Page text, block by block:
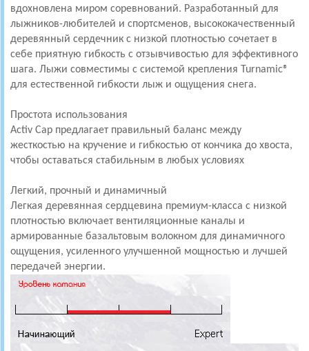
вдохновлена ​​миром соревнований. Разработанный для
лыжников-любителей и спортсменов, высококачественный
деревянный сердечник с низкой плотностью сочетает в
себе приятную гибкость с отзывчивостью для эффективного
шага. Лыжи совместимы с системой крепления Turnamic®
для естественной гибкости лыж и ощущения снега.
Простота использования
Activ Cap предлагает правильный баланс между
жесткостью на кручение и гибкостью от кончика до хвоста,
чтобы оставаться стабильным в любых условиях
Легкий, прочный и динамичный
Легкая деревянная сердцевина премиум-класса с низкой
плотностью включает вентиляционные каналы и
армированные базальтовым волокном для динамичного
ощущения, усиленного улучшенной мощностью и лучшей
передачей энергии.